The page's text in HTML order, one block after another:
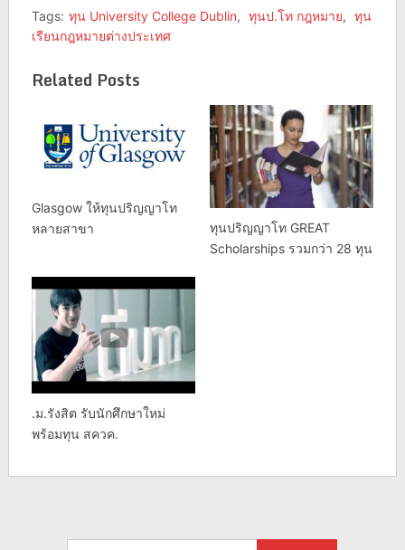
Tags: ทุน University College Dublin, ทุนป.โท กฎหมาย, ทุน
เรียนกฎหมายต่างประเทศ
Related Posts
Glasgow ให้ทุนปริญญาโท
หลายสาขา
ทุนปริญญาโท GREAT
Scholarships รวมกว่า 28 ทุน
.ม.รังสิต รับนักศึกษาใหม่
พร้อมทุน สควค.